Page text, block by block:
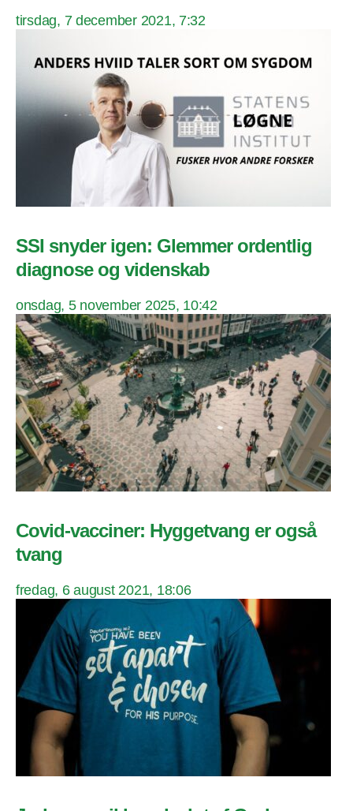
tirsdag, 7 december 2021, 7:32
SSI snyder igen: Glemmer ordentlig
diagnose og videnskab
onsdag, 5 november 2025, 10:42
Covid-vacciner: Hyggetvang er også
tvang
fredag, 6 august 2021, 18:06